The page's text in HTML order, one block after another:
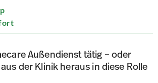
Außendienst tätig – oder
der Klinik heraus in diese Rolle